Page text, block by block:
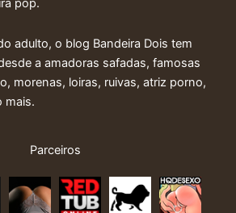
pop.
adulto, o blog Bandeira Dois tem
a amadoras safadas, famosas
morenas, loiras, ruivas, atriz porno,
mais.
Parceiros